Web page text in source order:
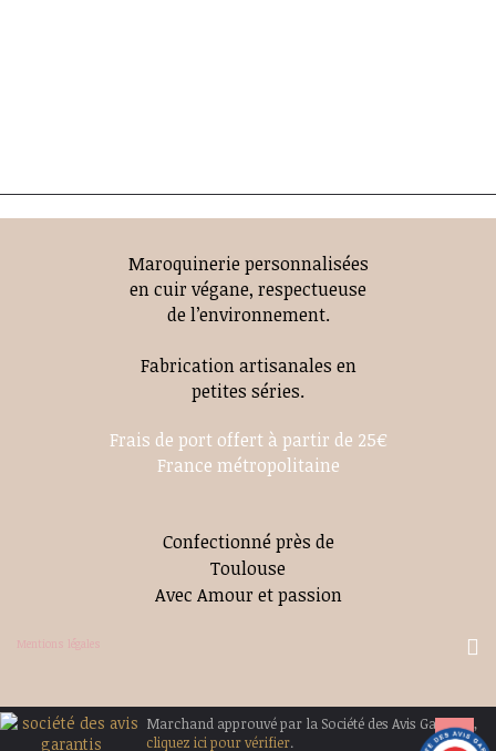
Maroquinerie personnalisées
en cuir végane, respectueuse
de l’environnement.
Fabrication artisanales en
petites séries.
Frais de port offert à partir de 25€
France métropolitaine
Confectionné près de
Toulouse
Avec Amour et passion
Mentions légales
Marchand approuvé par la Société des Avis Garantis,
cliquez ici pour vérifier.